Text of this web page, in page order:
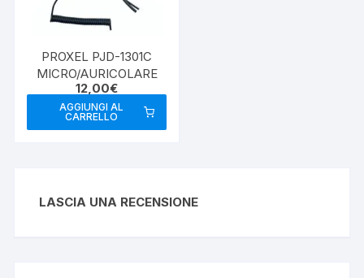
PROXEL PJD-1301C
MICRO/AURICOLARE
12,00€
AGGIUNGI AL
CARRELLO
LASCIA UNA RECENSIONE